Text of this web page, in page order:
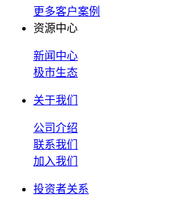
更多客户案例
资源中心
新闻中心
极市生态
关于我们
公司介绍
联系我们
加入我们
投资者关系